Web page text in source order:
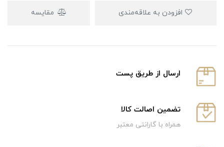
مقایسه
ارسال از طریق پست
تضمین اصالت کالا
همراه با گارانتی معتبر